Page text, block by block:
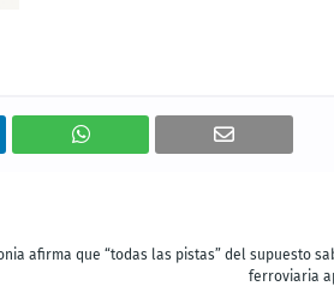
afirma que “todas las pistas” del supuesto
ferroviaria